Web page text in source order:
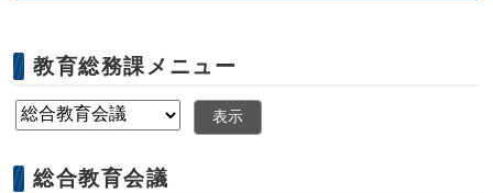
教育総務課メニュー
表示
総合教育会議